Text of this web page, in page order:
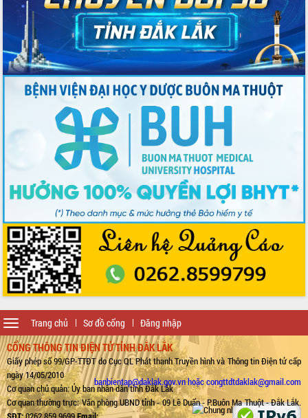
Trang chủ Sơ đồ cổng Đăng nhập
Toggle
navigation
CỔNG THÔNG TIN ĐIỆN TỬ TỈNH ĐẮK LẮK
Giấy phép số 99/GP-TTĐT do Cục QL Phát thanh Truyền hình và Thông tin Điện tử cấp
ngày 14/05/2010
Cơ quan chủ quản: Ủy ban nhân dân tỉnh Đắk Lắk
Cơ quan thường trực: Văn phòng UBND tỉnh - 09 Lê Duẩn - P.Buôn Ma Thuột - Đắk Lắk.
banbientap@daklak.gov.vn hoặc congttdtdaklak@gmail.com